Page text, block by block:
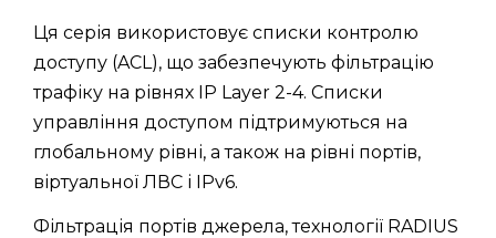
Ця серія використовує списки контролю
доступу (ACL), що забезпечують фільтрацію
трафіку на рівнях IP Layer 2-4. Списки
управління доступом підтримуються на
глобальному рівні, а також на рівні портів,
віртуальної ЛВС і IPv6.
Фільтрація портів джерела, технології RADIUS